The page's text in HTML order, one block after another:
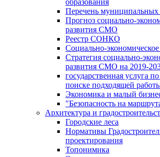
образования
Перечень
Прогноз социально-
развития СМО
Реестр СОНКО
Социально-экономическое
Стратегия социально-
развития СМО на 2019-
государственная услуга
поиске подходящей
Экономика и малый
"Безопасность на
Архитектура и
Городские леса
Нормативы
проектирования
Топонимика